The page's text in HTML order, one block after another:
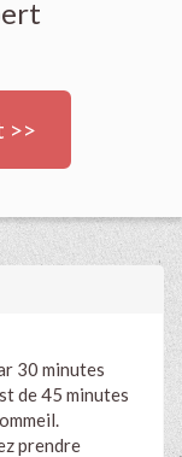
>>
30 minutes
de 45 minutes
prendre